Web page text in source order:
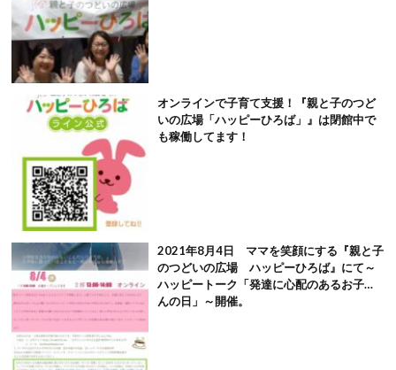
オンラインで子育て支援！『親と子のつど
いの広場「ハッピーひろば」』は閉館中で
も稼働してます！
2021年8月4日 ママを笑顔にする『親と子
のつどいの広場 ハッピーひろば』にて～
ハッピートーク「発達に心配のあるお子さ
んの日」～開催。